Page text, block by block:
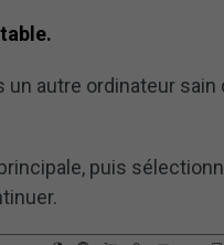
un autre ordinateur sain
puis